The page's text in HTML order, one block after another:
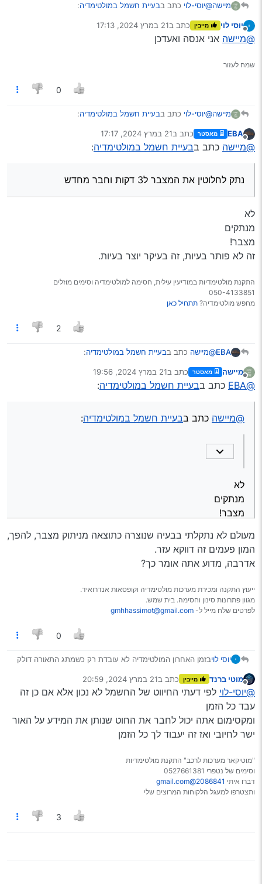
מיישה@יוסי-לוי כתב בבעיית חשמל במולטימדיה:
@מיישהאולי
יוסי לוי מייבין כתב ב21 במרץ 2024, 17:13
נערך לאחרונה על ידי
@מיישה אני אנסה ואעדכן
שמח לעזור
0
מיישה@יוסי-לוי כתב בבעיית חשמל במולטימדיה:
@מיישהאולי
דרך ה12V, ובעיקרון זה נשמע איזה באג במערכת.
EBA מאסטר כתב ב21 במרץ 2024, 17:17
נערך לאחרונה על ידי
@מיישה כתב בבעיית חשמל במולטימדיה:
נתק לחלוטין את המצבר ל3 דקות וחבר מחדש
לא
מנתקים
מצבר!
זה לא פותר בעיות, זה בעיקר יוצר בעיות.
התקנת מולטימדיות במודיעין עילית, חסימה למולטימדיה וסימים מוזלים
050-4133851
מחפש מולטימדיה? תתחיל כאן
2
EBA@מיישה כתב בבעיית חשמל במולטימדיה:
נתק לחלוטין את המצבר ל3 דקות וחבר מחדש
לא
מנתקים
זה לא פותר בעיות, זה בעיקר יוצר בעיות.
מנותק
מיישה מאסטר כתב ב21 במרץ 2024, 19:56
נערך לאחרונה על ידי
@EBA כתב בבעיית חשמל במולטימדיה:
@מיישה כתב בבעיית חשמל במולטימדיה:
לא
מנתקים
מצבר!
מעולם לא נתקלתי בבעיה שנוצרה כתוצאה מניתוק מצבר, להפך,
המון פעמים זה דווקא עזר.
אדרבה, מדוע אתה אומר כך?
ייעוץ התקנה ומכירת מערכות מולטימדיה וקופסאות אנדרואיד.
מגוון פתרונות סינון וחסימה. בית שמש.
לפרטים שלח מייל ל- gmhhassimot@gmail.com
0
יוסי לויבזמן האחרון המולטימדיה לא עובדת רק כשמתג התאורה דולק
והשחור
בבדיקה של רב מודד לפני הסוויץ יש מתח של 12 וגם אחרי יש
מתח של 12 ובכל זאת המערכת לא נדלקת רק הדלקת התאורה
למישהו יש כיוון למה זה קורה
@מיישה @מוטי-ברנד @EBA @טכנולוג
מנותק
מוטי ברנד מייבין כתב ב21 במרץ 2024, 20:59
נערך לאחרונה על ידי
@יוסי-לוי לפי דעתי החיווט של החשמל לא נכון אלא אם כן זה
עבד כל הזמן
ומקסימום אתה יכול לחבר את החוט שנותן את המידע על האור
ישר לחיובי ואז זה יעבוד לך כל הזמן
"מוטיקאר מערכות לרכב" התקנת מולטימדיות
וסימים של נטפרי 0527661381
דברו איתי 2086841@gmail.com
ותצטרפו למעגל הלקוחות המרוצים שלי
3